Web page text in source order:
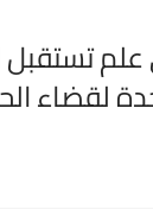
تستقبل
لقضاء